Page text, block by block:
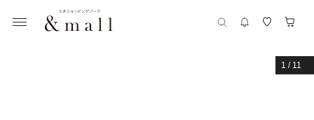
1 / 11